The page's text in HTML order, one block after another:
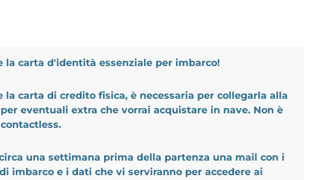
la carta d'identità essenziale per imbarco!
la carta di credito fisica, è necessaria per collegarla alla
eventuali extra che vorrai acquistare in nave. Non è
una settimana prima della partenza una mail con i
imbarco e i dati che vi serviranno per accedere ai